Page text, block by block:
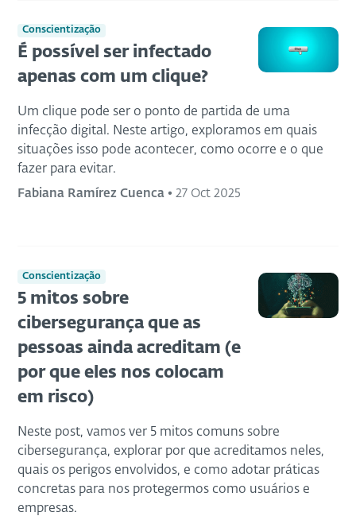
Conscientização
É possível ser infectado
apenas com um clique?
Um clique pode ser o ponto de partida de uma
infecção digital. Neste artigo, exploramos em quais
situações isso pode acontecer, como ocorre e o que
fazer para evitar.
Fabiana Ramírez Cuenca • 27 Oct 2025
Conscientização
5 mitos sobre
cibersegurança que as
pessoas ainda acreditam (e
por que eles nos colocam
em risco)
Neste post, vamos ver 5 mitos comuns sobre
cibersegurança, explorar por que acreditamos neles,
quais os perigos envolvidos, e como adotar práticas
concretas para nos protegermos como usuários e
empresas.